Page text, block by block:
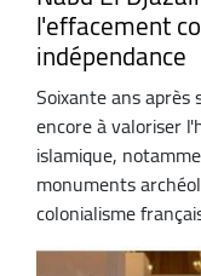
l'effacement
indépendance
Soixante ans après
encore à valoriser
islamique,
monuments
colonialisme